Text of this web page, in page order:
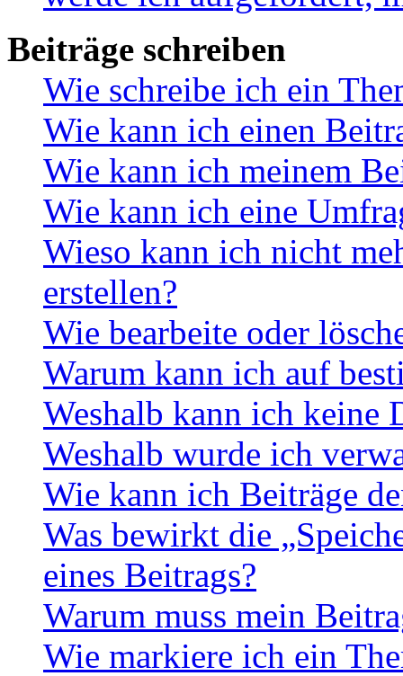
Beiträge schreiben
Wie schreibe ich ein
Wie kann ich einen
Wie kann ich meinem
Wie kann ich eine
Wieso kann ich nicht
erstellen?
Wie bearbeite oder
Warum kann ich auf
Weshalb kann ich keine
Weshalb wurde ich
Wie kann ich Beiträge
Was bewirkt die
eines Beitrags?
Warum muss mein
Wie markiere ich ein